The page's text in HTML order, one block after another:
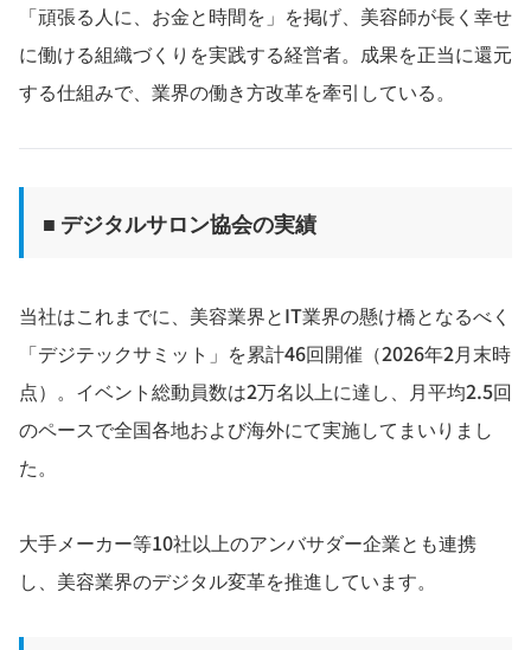
「頑張る人に、お金と時間を」を掲げ、美容師が長く幸せ
に働ける組織づくりを実践する経営者。成果を正当に還元
する仕組みで、業界の働き方改革を牽引している。
■ デジタルサロン協会の実績
当社はこれまでに、美容業界とIT業界の懸け橋となるべく
「デジテックサミット」を累計46回開催（2026年2月末時
点）。イベント総動員数は2万名以上に達し、月平均2.5回
のペースで全国各地および海外にて実施してまいりまし
た。
大手メーカー等10社以上のアンバサダー企業とも連携
し、美容業界のデジタル変革を推進しています。